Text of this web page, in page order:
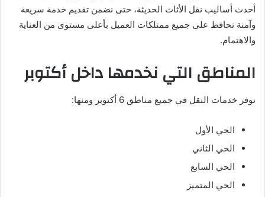
أحدث أساليب نقل الأثاث الحديثة، حتى نضمن تقديم خدمة سريعة
وآمنة تحافظ على جميع ممتلكات العميل بأعلى مستوى من العناية
والاهتمام.
المناطق التي نخدمها داخل أكتوبر
نوفر خدمات النقل في جميع مناطق 6 أكتوبر ومنها:
الحي الأول
الحي الثاني
الحي السابع
الحي المتميز